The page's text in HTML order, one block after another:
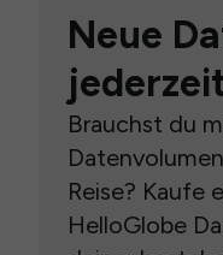
Neue
Brauchst du
Reise? Kaufe
HelloGlobe